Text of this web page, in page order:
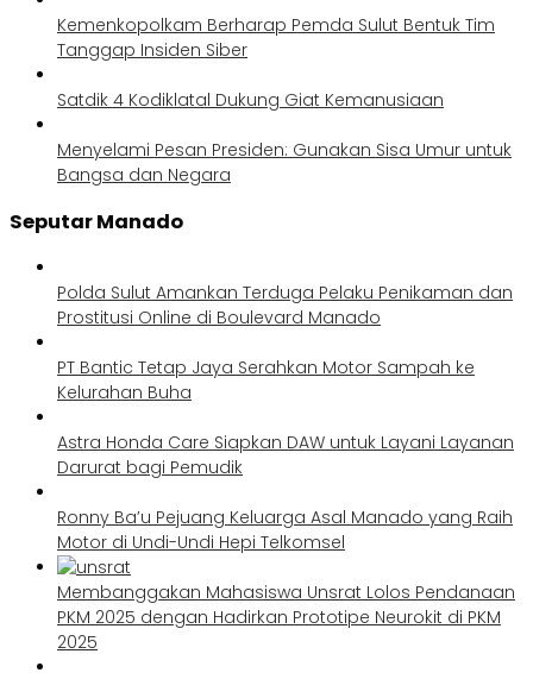
Kemenkopolkam Berharap Pemda Sulut Bentuk Tim
Tanggap Insiden Siber
Satdik 4 Kodiklatal Dukung Giat Kemanusiaan
Menyelami Pesan Presiden: Gunakan Sisa Umur untuk
Bangsa dan Negara
Seputar Manado
Polda Sulut Amankan Terduga Pelaku Penikaman dan
Prostitusi Online di Boulevard Manado
PT Bantic Tetap Jaya Serahkan Motor Sampah ke
Kelurahan Buha
Astra Honda Care Siapkan DAW untuk Layani Layanan
Darurat bagi Pemudik
Ronny Ba’u Pejuang Keluarga Asal Manado yang Raih
Motor di Undi-Undi Hepi Telkomsel
Membanggakan Mahasiswa Unsrat Lolos Pendanaan
PKM 2025 dengan Hadirkan Prototipe Neurokit di PKM
2025